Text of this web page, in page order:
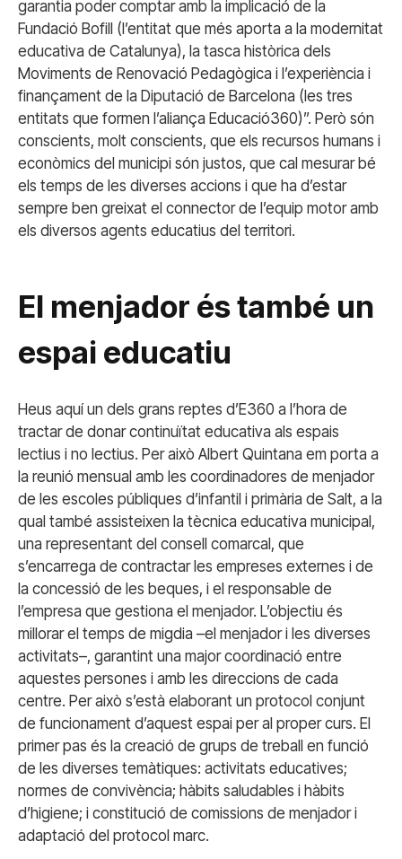
garantia poder comptar amb la implicació de la
Fundació Bofill (l’entitat que més aporta a la modernitat
educativa de Catalunya), la tasca històrica dels
Moviments de Renovació Pedagògica i l’experiència i
finançament de la Diputació de Barcelona (les tres
entitats que formen l’aliança Educació360)”. Però són
conscients, molt conscients, que els recursos humans i
econòmics del municipi són justos, que cal mesurar bé
els temps de les diverses accions i que ha d’estar
sempre ben greixat el connector de l’equip motor amb
els diversos agents educatius del territori.
El menjador és també un
espai educatiu
Heus aquí un dels grans reptes d’E360 a l’hora de
tractar de donar continuïtat educativa als espais
lectius i no lectius. Per això Albert Quintana em porta a
la reunió mensual amb les coordinadores de menjador
de les escoles públiques d’infantil i primària de Salt, a la
qual també assisteixen la tècnica educativa municipal,
una representant del consell comarcal, que
s’encarrega de contractar les empreses externes i de
la concessió de les beques, i el responsable de
l’empresa que gestiona el menjador. L’objectiu és
millorar el temps de migdia –el menjador i les diverses
activitats–, garantint una major coordinació entre
aquestes persones i amb les direccions de cada
centre. Per això s’està elaborant un protocol conjunt
de funcionament d’aquest espai per al proper curs. El
primer pas és la creació de grups de treball en funció
de les diverses temàtiques: activitats educatives;
normes de convivència; hàbits saludables i hàbits
d’higiene; i constitució de comissions de menjador i
adaptació del protocol marc.